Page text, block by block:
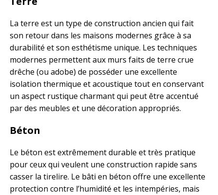
La terre est un type de construction ancien qui fait
son retour dans les maisons modernes grâce à sa
durabilité et son esthétisme unique. Les techniques
modernes permettent aux murs faits de terre crue
drêche (ou adobe) de posséder une excellente
isolation thermique et acoustique tout en conservant
un aspect rustique charmant qui peut être accentué
par des meubles et une décoration appropriés.
Béton
Le béton est extrêmement durable et très pratique
pour ceux qui veulent une construction rapide sans
casser la tirelire. Le bâti en béton offre une excellente
protection contre l’humidité et les intempéries, mais